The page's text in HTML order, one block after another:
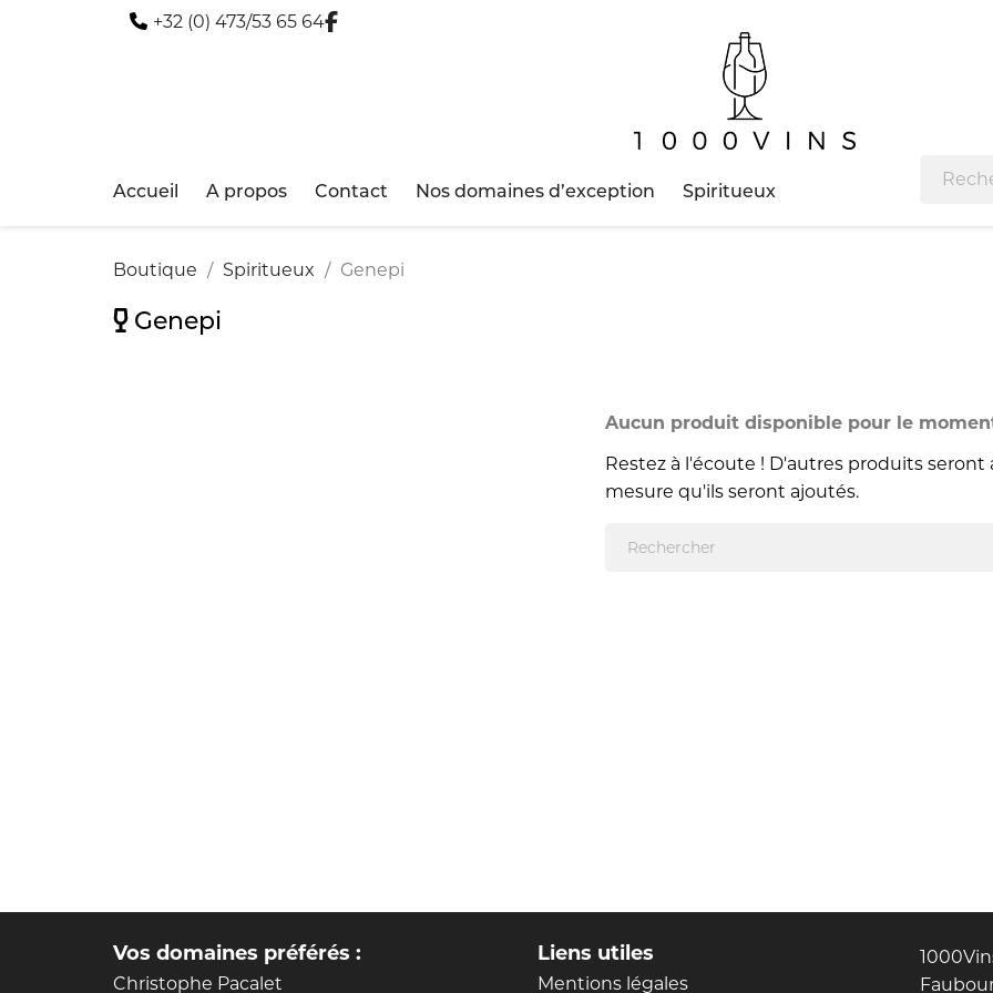
+32 (0) 473/53 65 64
Accueil A propos Contact Nos domaines d’exception Spiritueux
Boutique Spiritueux Genepi
Genepi
Aucun produit disponible pour le
Restez à l'écoute ! D'autres produits seront
mesure qu'ils seront ajoutés.
Vos domaines préférés :
Christophe Pacalet
Liens utiles
Mentions légales